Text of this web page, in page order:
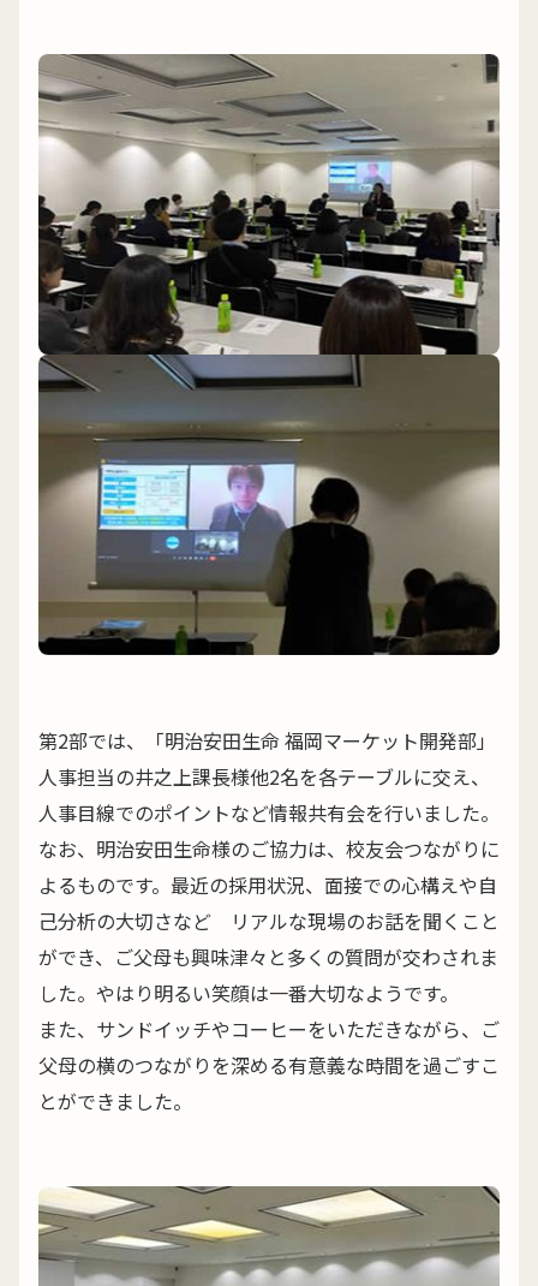
第2部では、「明治安田生命 福岡マーケット開発部」
人事担当の井之上課長様他2名を各テーブルに交え、
人事目線でのポイントなど情報共有会を行いました。
なお、明治安田生命様のご協力は、校友会つながりに
よるものです。最近の採用状況、面接での心構えや自
己分析の大切さなど リアルな現場のお話を聞くこと
ができ、ご父母も興味津々と多くの質問が交わされま
した。やはり明るい笑顔は一番大切なようです。
また、サンドイッチやコーヒーをいただきながら、ご
父母の横のつながりを深める有意義な時間を過ごすこ
とができました。